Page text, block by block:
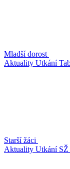
Mladší dorost
Aktuality Utkání
Starší žáci
Aktuality Utkání